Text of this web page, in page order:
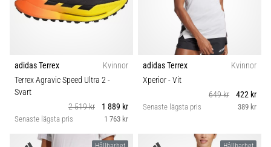
adidas Terrex
Kvinnor
Terrex Agravic Speed Ultra 2-
Svart
2 519 kr
1 889 kr
Senaste lägsta pris 1 763 kr
adidas Terrex
Kvinnor
Xperior- Vit
649 kr
422 kr
Senaste lägsta pris 389 kr